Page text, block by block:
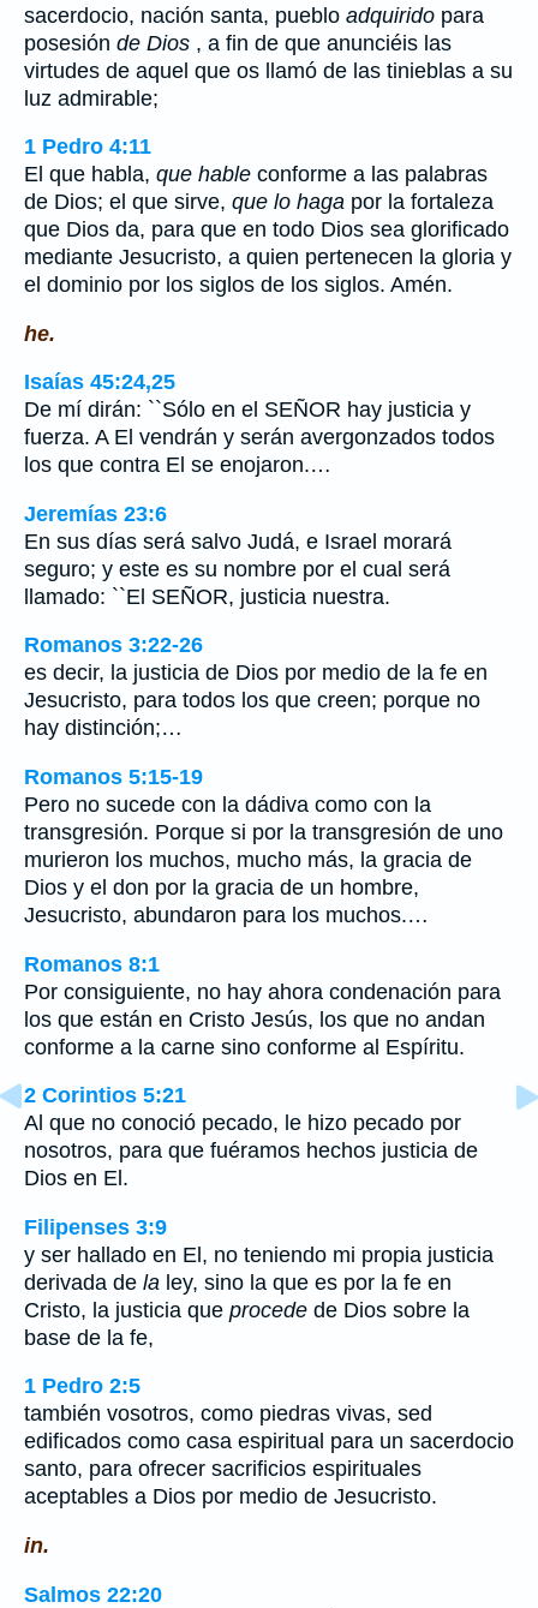
sacerdocio, nación santa, pueblo adquirido para
posesión de Dios , a fin de que anunciéis las
virtudes de aquel que os llamó de las tinieblas a su
luz admirable;
1 Pedro 4:11
El que habla, que hable conforme a las palabras
de Dios; el que sirve, que lo haga por la fortaleza
que Dios da, para que en todo Dios sea glorificado
mediante Jesucristo, a quien pertenecen la gloria y
el dominio por los siglos de los siglos. Amén.
he.
Isaías 45:24,25
De mí dirán: ``Sólo en el SEÑOR hay justicia y
fuerza. A El vendrán y serán avergonzados todos
los que contra El se enojaron.…
Jeremías 23:6
En sus días será salvo Judá, e Israel morará
seguro; y este es su nombre por el cual será
llamado: ``El SEÑOR, justicia nuestra.
Romanos 3:22-26
es decir, la justicia de Dios por medio de la fe en
Jesucristo, para todos los que creen; porque no
hay distinción;…
Romanos 5:15-19
Pero no sucede con la dádiva como con la
transgresión. Porque si por la transgresión de uno
murieron los muchos, mucho más, la gracia de
Dios y el don por la gracia de un hombre,
Jesucristo, abundaron para los muchos.…
Romanos 8:1
Por consiguiente, no hay ahora condenación para
los que están en Cristo Jesús, los que no andan
conforme a la carne sino conforme al Espíritu.
2 Corintios 5:21
Al que no conoció pecado, le hizo pecado por
nosotros, para que fuéramos hechos justicia de
Dios en El.
Filipenses 3:9
y ser hallado en El, no teniendo mi propia justicia
derivada de la ley, sino la que es por la fe en
Cristo, la justicia que procede de Dios sobre la
base de la fe,
1 Pedro 2:5
también vosotros, como piedras vivas, sed
edificados como casa espiritual para un sacerdocio
santo, para ofrecer sacrificios espirituales
aceptables a Dios por medio de Jesucristo.
in.
Salmos 22:20